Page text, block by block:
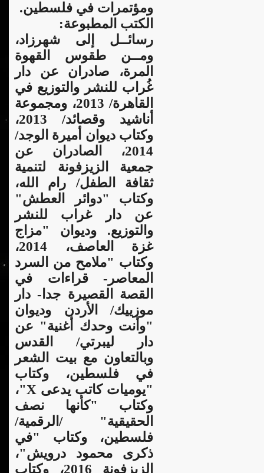
ومؤتمرات في فلسطين.
الكتب المطبوعة:
رسائــل إلى شهرزاد،
ومــن طقوس القهوة
المرة، صادران عن دار
غُراب للنشر والتوزيع في
القاهرة/ 2013، ومجموعة
أناشيد وقصائد/ 2013،
وكتاب ديوان أميرة الوجد/
2014، الصادران عن
جمعية الزيزفونة لتنمية
ثقافة الطفل/ رام الله،
وكتاب "دوائر العطش"
عن دار غراب للنشر
والتوزيع. وديوان "مزاج
غزة العاصف، 2014،
وكتاب "ملامح من السرد
المعاصر- قراءات في
القصة القصيرة جدا- دار
موزييك/ الأردن وديوان
"وأنت وحدك أغنية" عن
دار ليبرتي/ القدس
وبالتعاون مع بيت الشعر
في فلسطين، وكتاب
"يوميات كاتب يدعى X"،
وكتاب "كأنها نصف
الحقيقية" /الرقمية/
فلسطين، وكتاب "في
ذكرى محمود درويش"،
الزيزفونة 2016، وكتاب